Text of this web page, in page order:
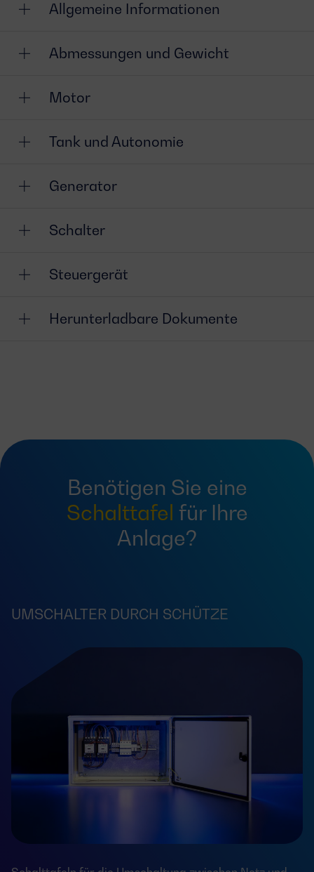
Allgemeine Informationen
Abmessungen und Gewicht
Motor
Tank und Autonomie
Generator
Schalter
Steuergerät
Herunterladbare Dokumente
Benötigen Sie eine
Schalttafel für Ihre
Anlage?
UMSCHALTER DURCH SCHÜTZE